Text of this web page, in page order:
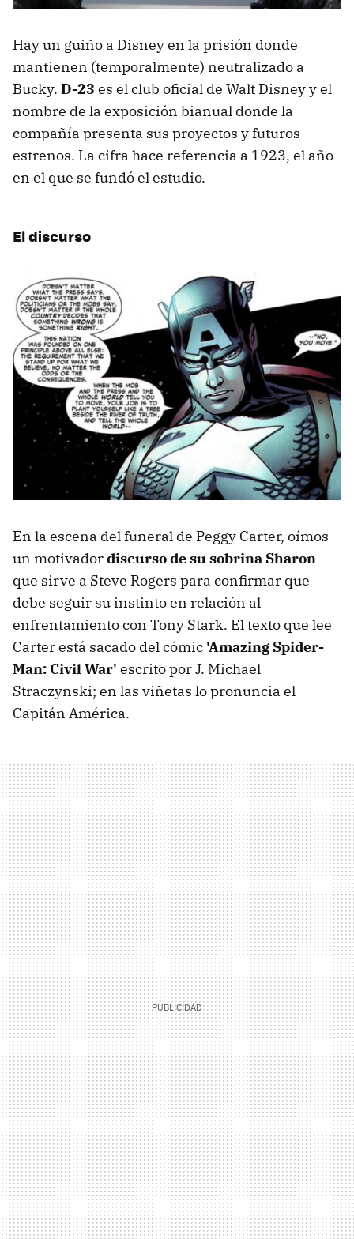
Hay un guiño a Disney en la prisión donde
mantienen (temporalmente) neutralizado a
Bucky. D-23 es el club oficial de Walt Disney y el
nombre de la exposición bianual donde la
compañía presenta sus proyectos y futuros
estrenos. La cifra hace referencia a 1923, el año
en el que se fundó el estudio.
El discurso
En la escena del funeral de Peggy Carter, oímos
un motivadordiscurso de su sobrina Sharon
que sirve a Steve Rogers para confirmar que
debe seguir su instinto en relación al
enfrentamiento con Tony Stark. El texto que lee
Carter está sacado del cómic 'Amazing Spider-
Man: Civil War' escrito por J. Michael
Straczynski; en las viñetas lo pronuncia el
Capitán América.